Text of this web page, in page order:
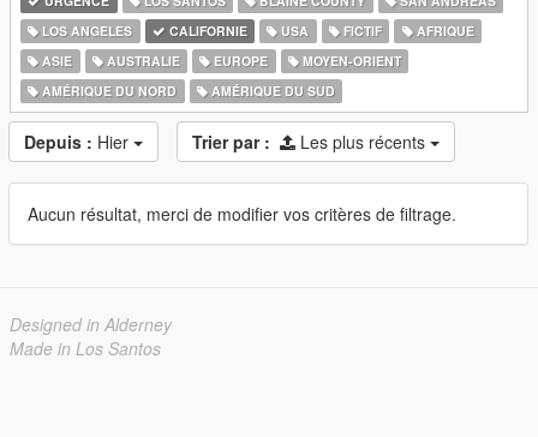
LOS ANGELES
CALIFORNIE USA FICTIF
AFRIQUE
ASIE
AUSTRALIE EUROPE
MOYEN-ORIENT
AMÉRIQUE DU NORD
AMÉRIQUE DU SUD
Depuis : Hier Trier par : Les plus récents
Aucun résultat, merci de modifier vos critères de filtrage.
Designed in Alderney
Made in Los Santos